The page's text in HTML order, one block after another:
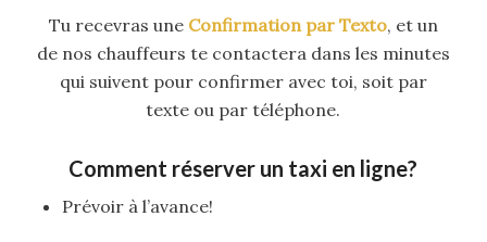
Tu recevras une Confirmation par Texto, et un
de nos chauffeurs te contactera dans les minutes
qui suivent pour confirmer avec toi, soit par
texte ou par téléphone.
Comment réserver un taxi en ligne?
Prévoir à l’avance!